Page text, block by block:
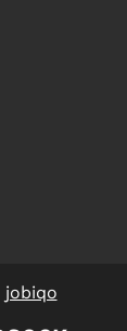
jobiqo